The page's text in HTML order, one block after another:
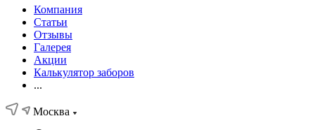
Компания
Статьи
Отзывы
Галерея
Акции
Калькулятор заборов
...
Москва